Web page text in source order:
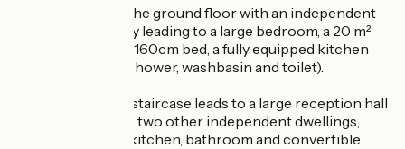
The largest is on the ground floor with an independent
entrance, a hallway leading to a large bedroom, a 20 m²
living room with a 160cm bed, a fully equipped kitchen
and a bathroom (shower, washbasin and toilet).
An outside stone staircase leads to a large reception hall
which leads to the two other independent dwellings,
each with a fitted kitchen, bathroom and convertible